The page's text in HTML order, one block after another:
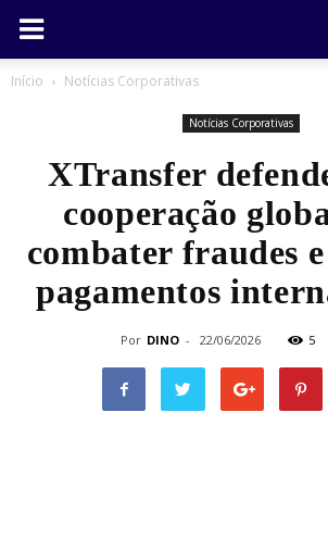
Início Notícias Corporativas
Notícias Corporativas
XTransfer
cooperação
combater fraudes
pagamentos
Por DINO - 22/06/2026 5